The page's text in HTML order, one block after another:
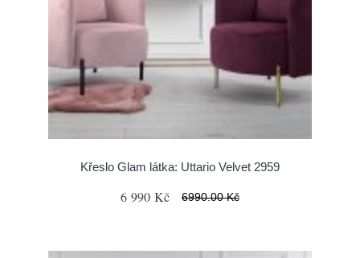
Křeslo Glam látka: Uttario Velvet 2959
6 990 Kč 6990.00 Kč